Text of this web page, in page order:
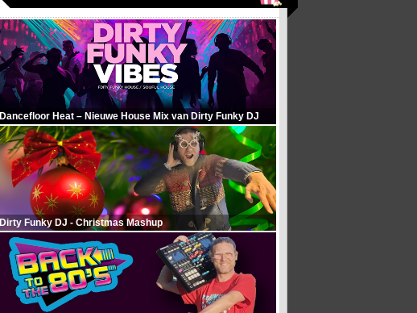
Dancefloor Heat – Nieuwe House Mix van Dirty Funky DJ
Dirty Funky DJ - Christmas Mashup